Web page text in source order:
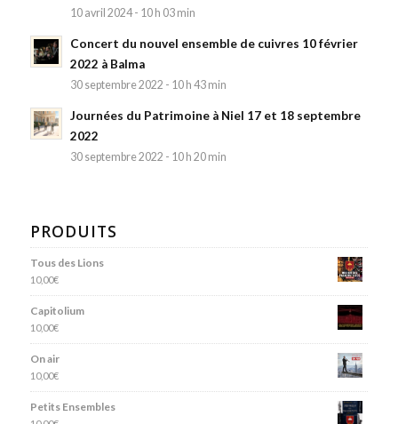
10 avril 2024 - 10 h 03 min
Concert du nouvel ensemble de cuivres 10 février
2022 à Balma
30 septembre 2022 - 10 h 43 min
Journées du Patrimoine à Niel 17 et 18 septembre
2022
30 septembre 2022 - 10 h 20 min
PRODUITS
Tous des Lions
10,00€
Capitolium
10,00€
On air
10,00€
Petits Ensembles